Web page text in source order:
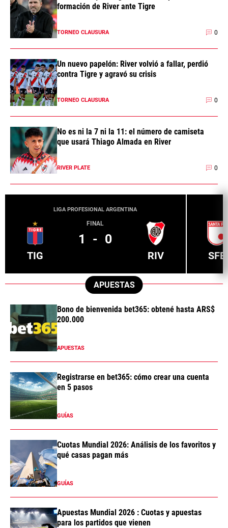
formación de River ante Tigre
TORNEO CLAUSURA 0
Un nuevo papelón: River volvió a fallar, perdió
contra Tigre y agravó su crisis
TORNEO CLAUSURA 0
No es ni la 7 ni la 11: el número de camiseta
que usará Thiago Almada en River
RIVER PLATE 0
LIGA PROFESIONAL ARGENTINA
TIG
FINAL
1 - 0
RIV SFE
APUESTAS
Bono de bienvenida bet365: obtené hasta ARS$
200.000
APUESTAS
Registrarse en bet365: cómo crear una cuenta
en 5 pasos
GUÍAS
Cuotas Mundial 2026: Análisis de los favoritos y
qué casas pagan más
GUÍAS
Apuestas Mundial 2026 : Cuotas y apuestas
para los partidos que vienen